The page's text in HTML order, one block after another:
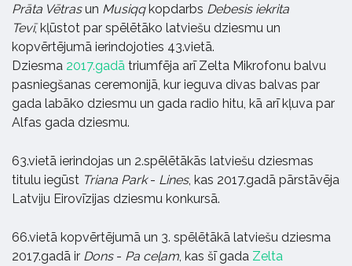
Prāta Vētrasun Musiqqkopdarbs Debesis iekrita
Tevī, kļūstot par spēlētāko latviešu dziesmu un
kopvērtējumā ierindojoties 43.vietā.
Dziesma 2017.gadā triumfēja arī Zelta Mikrofonu balvu
pasniegšanas ceremonijā, kur ieguva divas balvas par
gada labāko dziesmu un gada radio hitu, kā arī kļuva par
Alfas gada dziesmu.
63.vietā ierindojas un 2.spēlētākās latviešu dziesmas
titulu iegūst Triana Park- Lines, kas 2017.gadā pārstāvēja
Latviju Eirovīzijas dziesmu konkursā.
66.vietā kopvērtējumā un 3. spēlētākā latviešu dziesma
2017.gadā ir Dons- Pa ceļam, kas šī gada Zelta